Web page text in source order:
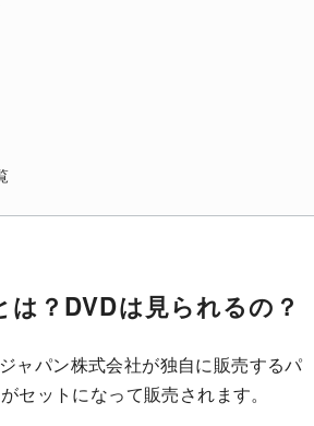
？DVDは見られるの？
ャパン株式会社が独自に販売するパ
セットになって販売されます。